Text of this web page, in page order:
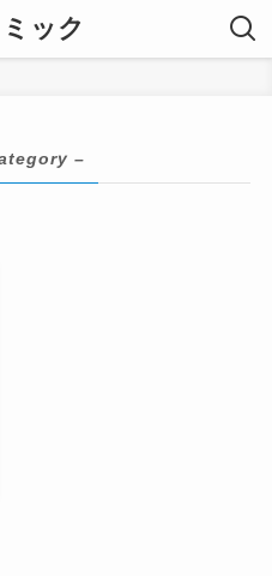
ック
–